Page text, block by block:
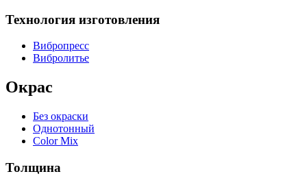
Технология изготовления
Вибропресс
Вибролитье
Окрас
Без окраски
Однотонный
Color Mix
Толщина